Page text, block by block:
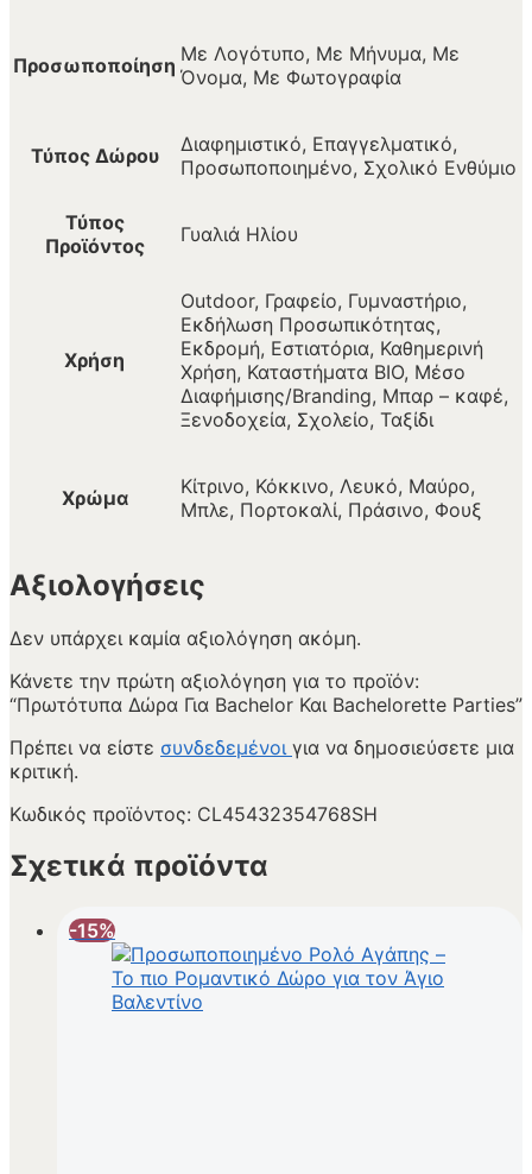
Προσωποποίηση Με Λογότυπο, Με Μήνυμα, Με
Όνομα, Με Φωτογραφία
Τύπος Δώρου
Διαφημιστικό, Επαγγελματικό,
Προσωποποιημένο, Σχολικό Ενθύμιο
Τύπος
Προϊόντος
Γυαλιά Ηλίου
Χρήση
Outdoor, Γραφείο, Γυμναστήριο,
Εκδήλωση Προσωπικότητας,
Εκδρομή, Εστιατόρια, Καθημερινή
Χρήση, Καταστήματα BIO, Μέσο
Διαφήμισης/Branding, Μπαρ – καφέ,
Ξενοδοχεία, Σχολείο, Ταξίδι
Χρώμα
Κίτρινο, Κόκκινο, Λευκό, Μαύρο,
Μπλε, Πορτοκαλί, Πράσινο, Φουξ
Αξιολογήσεις
Δεν υπάρχει καμία αξιολόγηση ακόμη.
Κάνετε την πρώτη αξιολόγηση για το προϊόν:
“Πρωτότυπα Δώρα Για Bachelor Και Bachelorette Parties”
Πρέπει να είστε συνδεδεμένοι για να δημοσιεύσετε μια
κριτική.
Κωδικός προϊόντος: CL45432354768SH
Σχετικά προϊόντα
-15%